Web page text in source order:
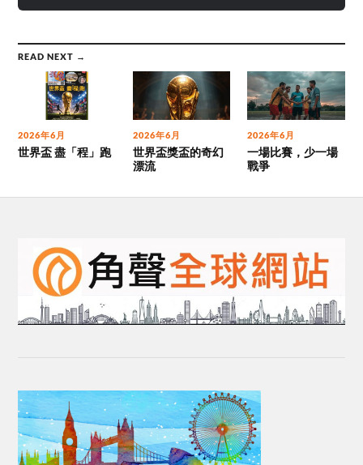
READ NEXT →
2026年6月
世界盃 盡「程」跑
2026年6月
世界盃獎盃的奇幻
漂流
2026年6月
一場比賽，少一場
戰爭